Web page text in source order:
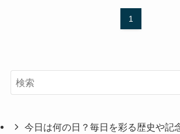
1
今日は何の日？毎日を彩る歴史や記